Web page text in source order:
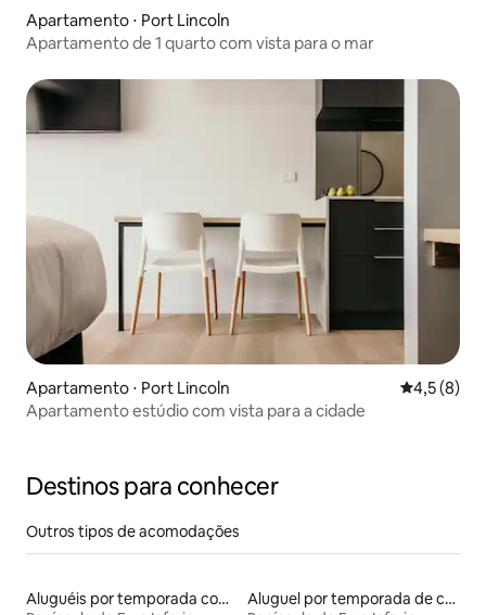
Apartamento ⋅ Port Lincoln
Apartamento de 1 quarto com vista para o mar
Apartamento ⋅ Port Lincoln 4,5 de
4,5 (8)
Apartamento estúdio com vista para a cidade
Destinos para conhecer
Outros tipos de acomodações
Aluguéis por temporada com acesso à praia
Aluguel por temporada de casas de hóspedes